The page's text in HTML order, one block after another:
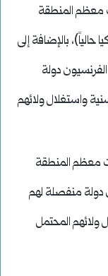
معظم المنطقة
بالإضافة إلى
دولة
واستغلال ولائهم
معظم المنطقة
دولة منفصلة لهم
ولائهم المحتمل